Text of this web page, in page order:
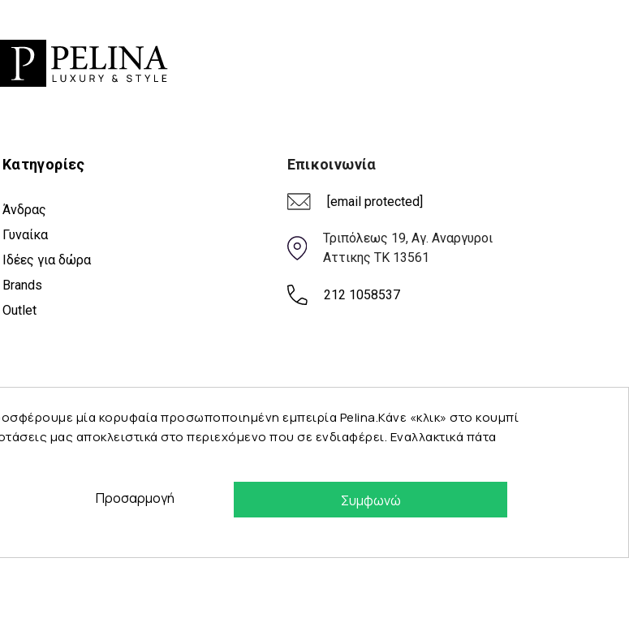
Κατηγορίες
Άνδρας
Γυναίκα
Ιδέες για δώρα
Brands
Outlet
Επικοινωνία
[email protected]
Τριπόλεως 19, Αγ. Αναργυροι
Αττικης ΤΚ 13561
212 1058537
μία κορυφαία προσωποποιημένη εμπειρία Pelina.Κάνε «κλικ» στο κουμπί
μας αποκλειστικά στο περιεχόμενο που σε ενδιαφέρει. Εναλλακτικά πάτα
Συμφωνώ
Προσαρμογή